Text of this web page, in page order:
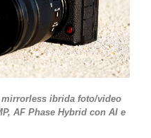
ibrida foto/video
AF Phase Hybrid con AI e